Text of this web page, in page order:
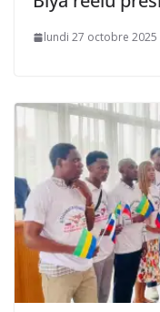
lundi 27 octobre 2025